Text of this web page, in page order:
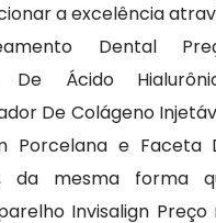
a excelência
Dental
De Ácido
De Colágeno
Porcelana e Faceta
da mesma forma
Invisalign Preço